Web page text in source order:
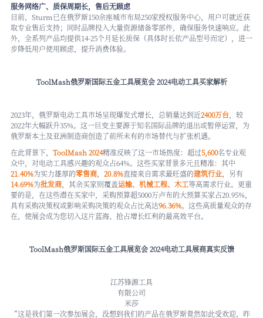
服务网络广、质保周期长，售后无顾虑
目前，Sturm已在俄罗斯150余座城市布局250家授权服务中心，用户可就近获
取专业售后支持；同时品牌投入大量资源储备零部件，确保服务快速响应。此
外，全系列产品均提供14-25个月延长质保（具体时长依产品型号而定），进一
步降低用户使用顾虑，提升消费体验。
ToolMash俄罗斯国际五金工具展览会 2024电动工具买家解析
2023年，俄罗斯电动工具市场呈现爆发式增长，总销量达到近2400万台，较
2022年大幅跃升35%。这一巨变主要源于知名国际品牌的退出或暂停运营，为
俄罗斯本土及亚洲制造商创造了前所未有的市场替代与扩张机遇。
在此背景下， ToolMash 2024精准反映了这一市场热度：超过5,600名专业观
众中，对电动工具感兴趣的观众占64%。这些买家背景多元且精准：其中
21.40%为实力雄厚的零售商， 20.8%直接来自需求最旺盛的建筑行业，另有
14.69%为批发商，其余买家则覆盖运输、机械工程、木工等高需求行业。更重
要的是，在这些潜在买家中，采购预算超5000万卢布的大预算买家占20.95%，
具有采购决策权或影响采购决策的观众占比高达96.36%。这些高质量观众的存
在，使展会成为您切入这片蓝海、抢占增长红利的最高效平台。
ToolMash俄罗斯国际五金工具展览会 2024电动工具展商真实反馈
江苏锋源工具
有限公司
米莎
“这是我们第一次参加展会，没想到我们的产品在俄罗斯竟然如此受欢迎，昨